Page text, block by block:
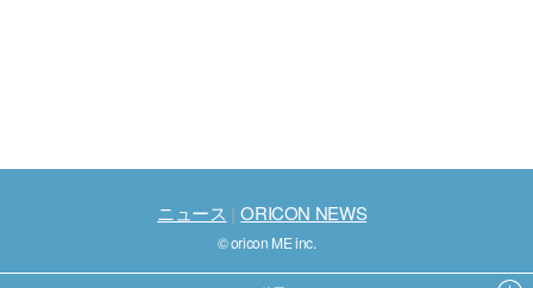
ニュース ORICON NEWS
© oricon ME inc.